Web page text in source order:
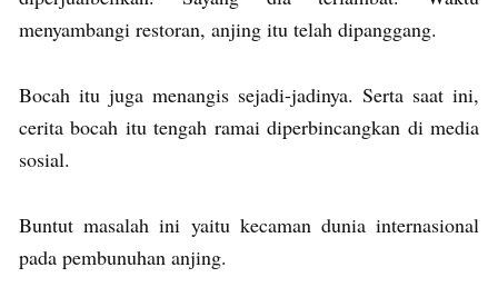
menyambangi restoran, anjing itu telah dipanggang.
Bocah itu juga menangis sejadi-jadinya. Serta saat ini,
cerita bocah itu tengah ramai diperbincangkan di media
sosial.
Buntut masalah ini yaitu kecaman dunia internasional
pada pembunuhan anjing.